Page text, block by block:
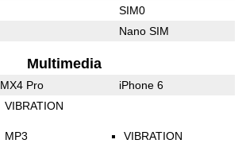
SIM0
Nano SIM
Multimedia
MX4 Pro iPhone 6
VIBRATION
MP3 VIBRATION